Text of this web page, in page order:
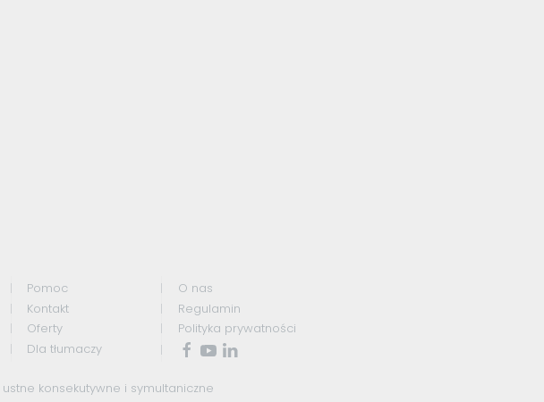
Pomoc
Kontakt
Oferty
Dla tłumaczy
O nas
Regulamin
Polityka prywatności
ustne konsekutywne i symultaniczne